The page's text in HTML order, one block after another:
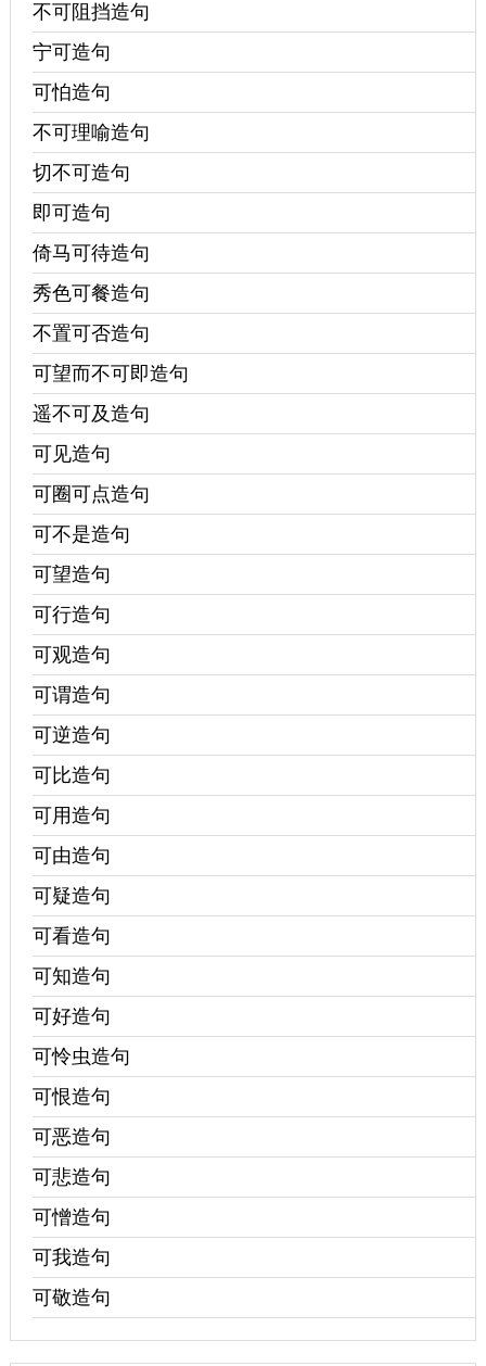
不可阻挡造句
宁可造句
可怕造句
不可理喻造句
切不可造句
即可造句
倚马可待造句
秀色可餐造句
不置可否造句
可望而不可即造句
遥不可及造句
可见造句
可圈可点造句
可不是造句
可望造句
可行造句
可观造句
可谓造句
可逆造句
可比造句
可用造句
可由造句
可疑造句
可看造句
可知造句
可好造句
可怜虫造句
可恨造句
可恶造句
可悲造句
可憎造句
可我造句
可敬造句